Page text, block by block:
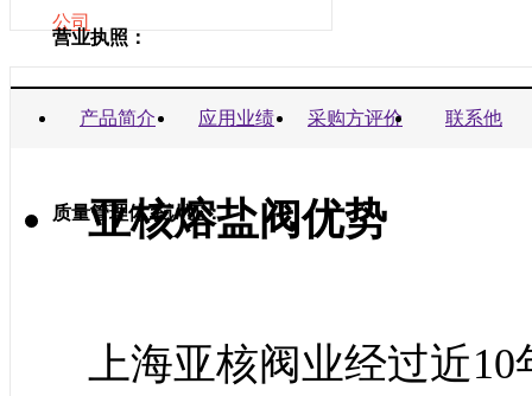
公司
营业执照：
商业信誉承诺书：
质量管理体系认证：
产品简介 应用业绩 采购方评价 联系他
亚核熔盐阀优势
上海亚核阀业经过近